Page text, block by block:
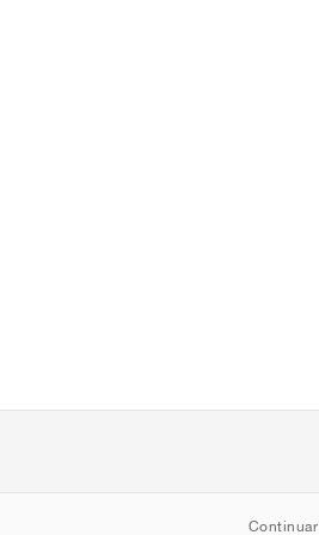
Continuar